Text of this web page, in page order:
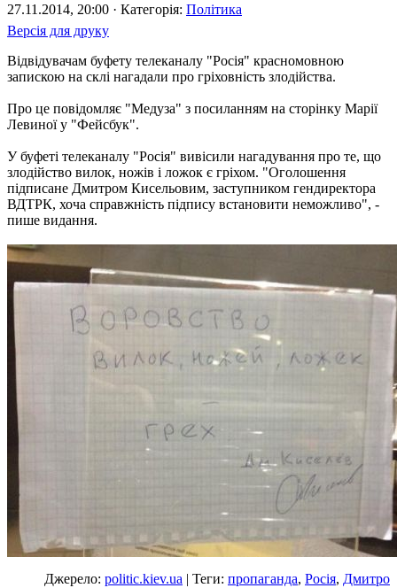
27.11.2014, 20:00 · Категорія: Політика
Версія для друку
Відвідувачам буфету телеканалу "Росія" красномовною
запискою на склі нагадали про гріховність злодійства.
Про це повідомляє "Медуза" з посиланням на сторінку Марії
Левиної у "Фейсбук".
У буфеті телеканалу "Росія" вивісили нагадування про те, що
злодійство вилок, ножів і ложок є гріхом. "Оголошення
підписане Дмитром Кисельовим, заступником гендиректора
ВДТРК, хоча справжність підпису встановити неможливо", -
пише видання.
Джерело: politic.kiev.ua | Теги: пропаганда, Росія, Дмитро